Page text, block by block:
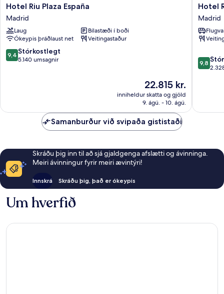
Hotel
Riu
Plaza
España
Madrid
Hotel Riu Plaza España
Madrid
Laug
Bílastæði í boði
Ókeypis þráðlaust net
Veitingastaður
9.4
af
9,4 Stórkostlegt
5.140 umsagnir
Verðið
er
22.815 kr.
22.815 kr.
inniheldur skatta og gjöld
9. ágú. - 10. ágú.
Hotel
Regina
Madrid
Hotel
Madrid
9.8
af
9,8
Samanburður við svipaða gististaði
Skráðu þig inn til að sjá gjaldgenga afslætti og ávinninga.
Meiri ávinningur fyrir meiri ævintýri!
Innskrá Skráðu þig, það er ókeypis
Um hverfið